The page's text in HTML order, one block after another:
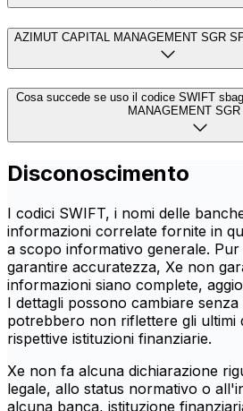
AZIMUT CAPITAL MANAGEMENT SGR
Cosa succede se uso il codice SWIFT
MANAGEMENT SGR
Disconoscimento
I codici SWIFT, i nomi delle
informazioni correlate fornite in
a scopo informativo generale. Pur
garantire accuratezza, Xe non
informazioni siano complete,
I dettagli possono cambiare
potrebbero non riflettere gli ultimi
rispettive istituzioni finanziarie.
Xe non fa alcuna dichiarazione
legale, allo status normativo o
alcuna banca, istituzione